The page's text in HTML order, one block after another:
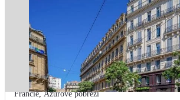
Francie,Azurové pobřeží